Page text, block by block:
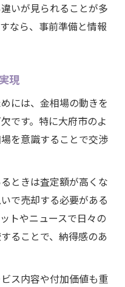
いが見られることが多
なら、事前準備と情報
現
には、金相場の動きを
です。特に大府市のよ
を意識することで交渉
ときは査定額が高くな
で売却する必要がある
トやニュースで日々の
ることで、納得感のあ
ス内容や付加価値も重